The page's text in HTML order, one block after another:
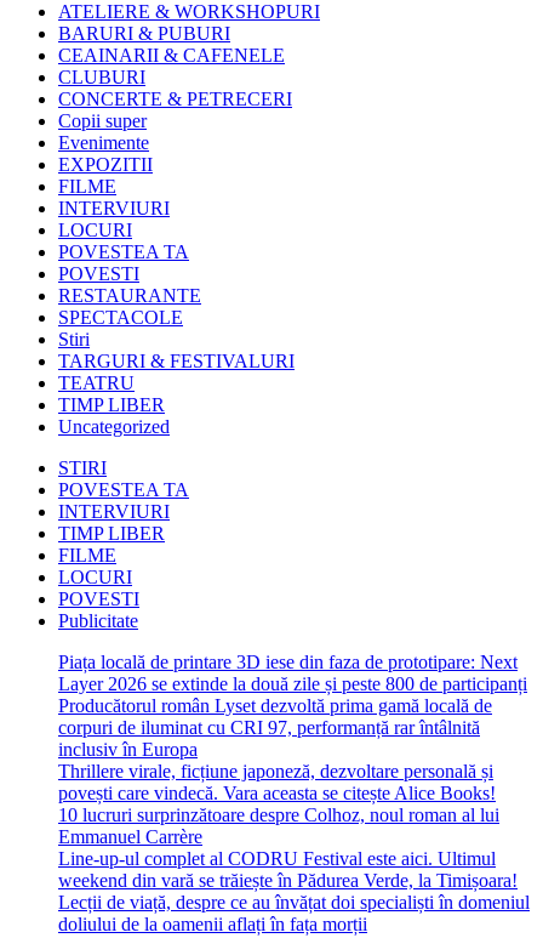
ATELIERE & WORKSHOPURI
BARURI & PUBURI
CEAINARII & CAFENELE
CLUBURI
CONCERTE & PETRECERI
Copii super
Evenimente
EXPOZITII
FILME
INTERVIURI
LOCURI
POVESTEA TA
POVESTI
RESTAURANTE
SPECTACOLE
Stiri
TARGURI & FESTIVALURI
TEATRU
TIMP LIBER
Uncategorized
STIRI
POVESTEA TA
INTERVIURI
TIMP LIBER
FILME
LOCURI
POVESTI
Publicitate
Piața locală de printare 3D iese din faza de prototipare: Next
Layer 2026 se extinde la două zile și peste 800 de participanți
Producătorul român Lyset dezvoltă prima gamă locală de
corpuri de iluminat cu CRI 97, performanță rar întâlnită
inclusiv în Europa
Thrillere virale, ficțiune japoneză, dezvoltare personală și
povești care vindecă. Vara aceasta se citește Alice Books!
10 lucruri surprinzătoare despre Colhoz, noul roman al lui
Emmanuel Carrère
Line-up-ul complet al CODRU Festival este aici. Ultimul
weekend din vară se trăiește în Pădurea Verde, la Timișoara!
Lecții de viață, despre ce au învățat doi specialiști în domeniul
doliului de la oamenii aflați în fața morții